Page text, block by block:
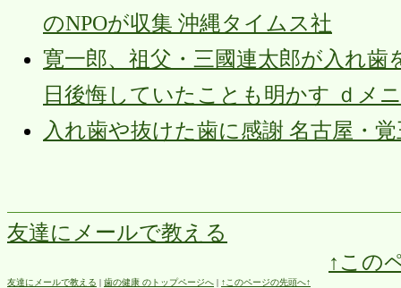
のNPOが収集 沖縄タイムス社
寛一郎、祖父・三國連太郎が入れ
日後悔していたことも明かす ｄメ
入れ歯や抜けた歯に感謝 名古屋・
友達にメールで教える
↑この
友達にメールで教える | 歯の健康 のトップページへ | ↑このページの先頭へ↑